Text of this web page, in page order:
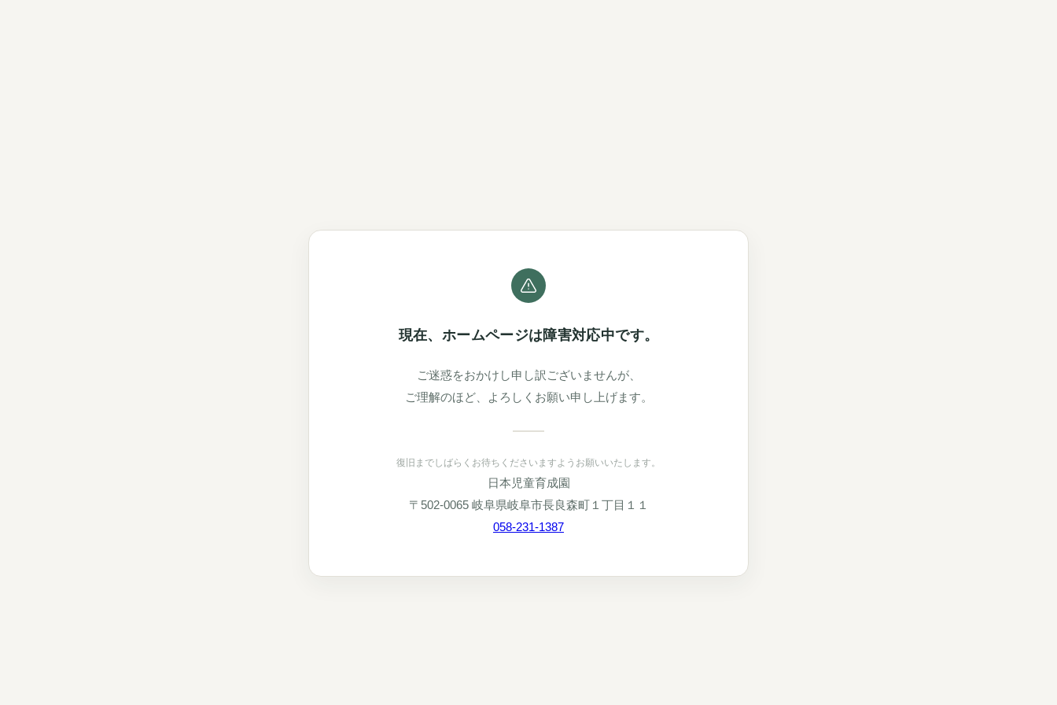
現在、ホームページは障害対応中です。
ご迷惑をおかけし申し訳ございませんが、
ご理解のほど、よろしくお願い申し上げます。
復旧までしばらくお待ちくださいますようお願いいたします。
日本児童育成園
〒502-0065 岐阜県岐阜市長良森町１丁目１１
058-231-1387